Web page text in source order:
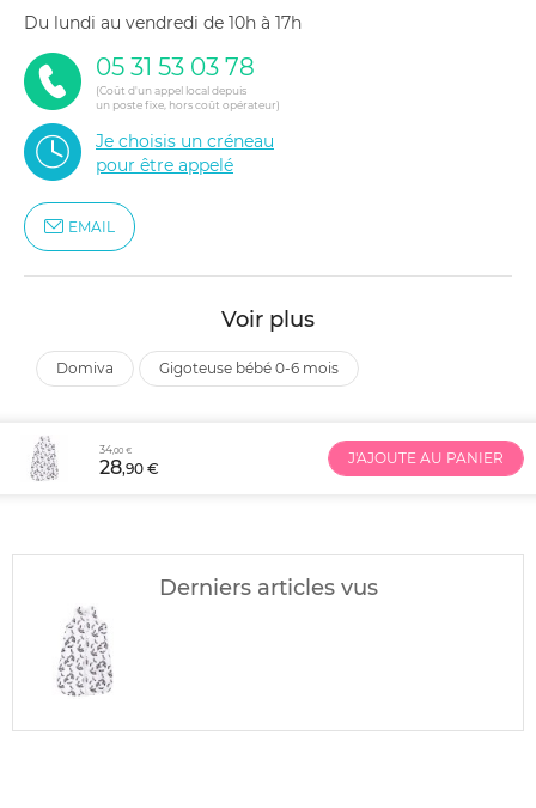
du lundi au vendredi de 10h à 17h
05 31 53 03 78
(Coût d'un appel local depuis
un poste fixe, hors coût opérateur)
Je choisis un créneau
pour être appelé
EMAIL
Voir plus
domiva gigoteuse bébé 0-6 mois
34,00 €
28,90 €
J'AJOUTE AU PANIER
Derniers articles vus